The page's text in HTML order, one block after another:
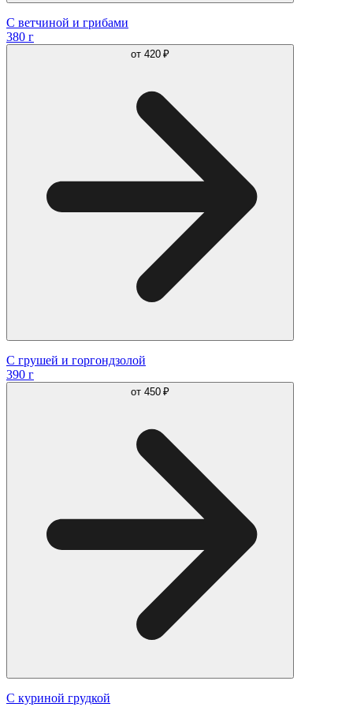
С ветчиной и грибами
380 г
от 420 ₽
С грушей и горгондзолой
390 г
от 450 ₽
С куриной грудкой